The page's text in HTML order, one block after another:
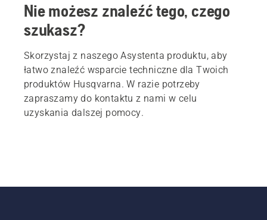
Nie możesz znaleźć tego, czego
szukasz?
Skorzystaj z naszego Asystenta produktu, aby
łatwo znaleźć wsparcie techniczne dla Twoich
produktów Husqvarna. W razie potrzeby
zapraszamy do kontaktu z nami w celu
uzyskania dalszej pomocy.